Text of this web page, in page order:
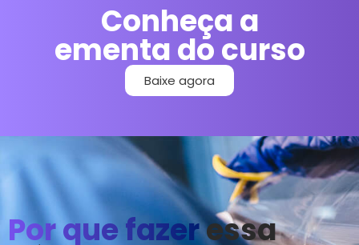
Conheça a
ementa do curso
Baixe agora
Por que fazeressa